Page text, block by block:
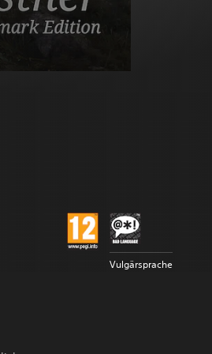
Vulgärsprache